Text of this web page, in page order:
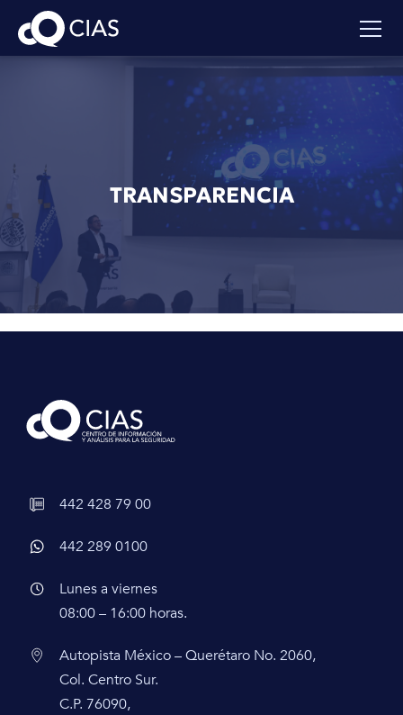
TRANSPARENCIA
442 428 79 00
442 289 0100
Lunes a viernes
08:00 – 16:00 horas.
Autopista México – Querétaro No. 2060,
Col. Centro Sur.
C.P. 76090,